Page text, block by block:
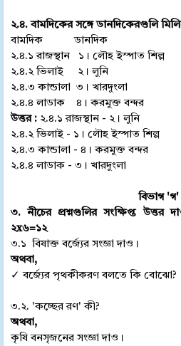
২.৪. বামদিকের সঙ্গে ডানদিকেরগুলি
বামদিক ডানদিক
২.৪.১ রাজস্থান ১। লৌহ ইস্পাত শিল্প
২.৪.২ ভিলাই ২। লুনি
২.৪.৩ কান্ডালা ৩। খারদুংলা
২.৪.৪ লাডাক ৪। করমুক্ত বন্দর
উত্তর : ২.৪.১ রাজস্থান - ২। লুনি
২.৪.২ ভিলাই - ১। লৌহ ইস্পাত শিল্প
২.৪.৩ কান্ডালা - ৪। করমুক্ত বন্দর
২.৪.৪ লাডাক - ৩। খারদুংলা
বিভাগ 'গ'
৩. নীচের প্রশ্নগুলির সংক্ষিপ্ত উত্তর
২x৬=১২
৩.১ বিষাক্ত বর্জ্যের সংজ্ঞা দাও।
অথবা,
✓ বর্জ্যের পৃথকীকরণ বলতে কি বোঝো?
৩.২. 'কচ্ছের রণ' কী?
অথবা,
কৃষি বনসৃজনের সংজ্ঞা দাও।